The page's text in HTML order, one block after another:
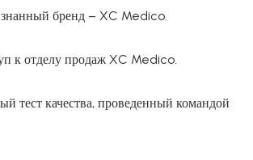
бренд – XC Medico.
к отделу продаж XC Medico.
тест качества, проведенный командой